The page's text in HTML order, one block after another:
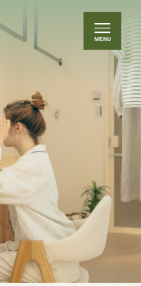
MENU